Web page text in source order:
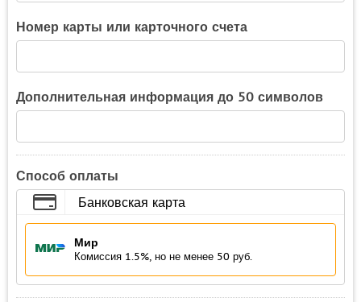
Номер карты или карточного счета
Дополнительная информация до 50 символов
Способ оплаты
Банковская карта
Мир
Комиссия 1.5%, но не менее 50 руб.